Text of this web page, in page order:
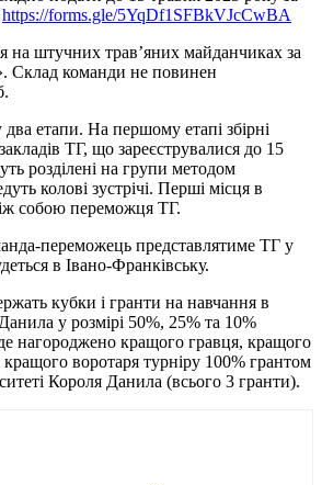
https://forms.gle/5YqDf1SFBkVJcCwBA
на штучних трав’яних майданчиках за
Склад команди не повинен
етапи. На першому етапі збірні
ТГ, що зареєструвалися до 15
розділені на групи методом
колові зустрічі. Перші місця в
собою переможця ТГ.
переможець представлятиме ТГ у
в Івано-Франківську.
кубки і гранти на навчання в
у розмірі 50%, 25% та 10%
нагороджено кращого гравця, кращого
воротаря турніру 100% грантом
Короля Данила (всього 3 гранти).